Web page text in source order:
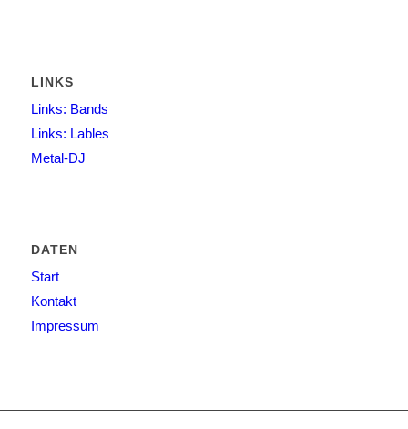
LINKS
Links: Bands
Links: Lables
Metal-DJ
DATEN
Start
Kontakt
Impressum